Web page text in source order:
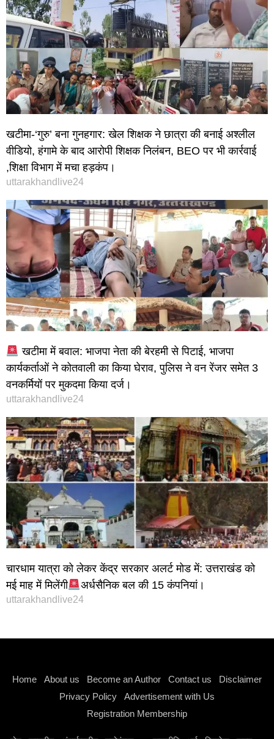
खटीमा-‘गुरु’ बना गुनहगार: खेल शिक्षक ने छात्रा की बनाई अश्लील
वीडियो, हंगामे के बाद आरोपी शिक्षक निलंबन, BEO पर भी कार्रवाई
,शिक्षा विभाग में मचा हड़कंप।
uttarakhandlive24
खटीमा में बवाल: भाजपा नेता की बेरहमी से पिटाई, भाजपा
कार्यकर्ताओं ने कोतवाली का किया घेराव, पुलिस ने वन रेंजर समेत 3
वनकर्मियों पर मुकदमा किया दर्ज।
uttarakhandlive24
चारधाम यात्रा को लेकर केंद्र सरकार अलर्ट मोड में: उत्तराखंड को
मई माह में मिलेंगी
अर्धसैनिक बल की 15 कंपनियां।
uttarakhandlive24
Home About us Become an Author Contact us
Disclaimer
Privacy Policy
Advertisement with Us
Registration Membership